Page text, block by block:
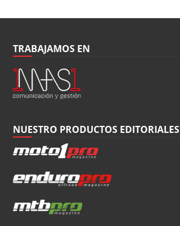
TRABAJAMOS EN
NUESTRO PRODUCTOS EDITORIALES